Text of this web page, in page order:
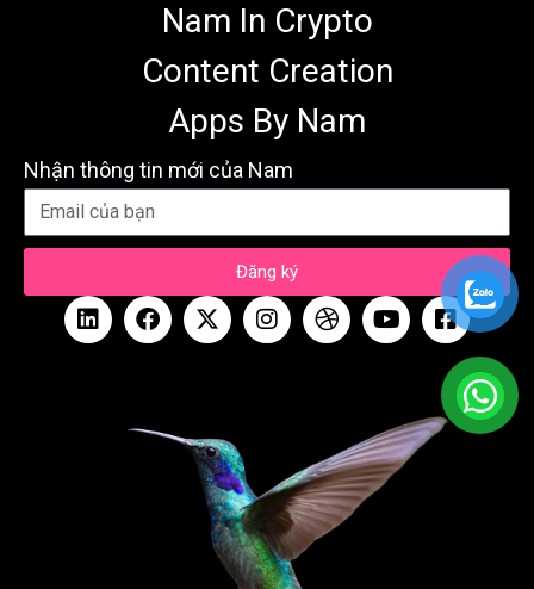
Nam In Crypto
Content Creation
Apps By Nam
Nhận thông tin mới của Nam
Đăng ký